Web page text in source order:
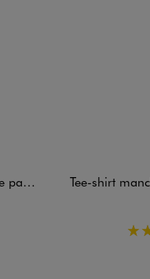
Tee-shirt manches